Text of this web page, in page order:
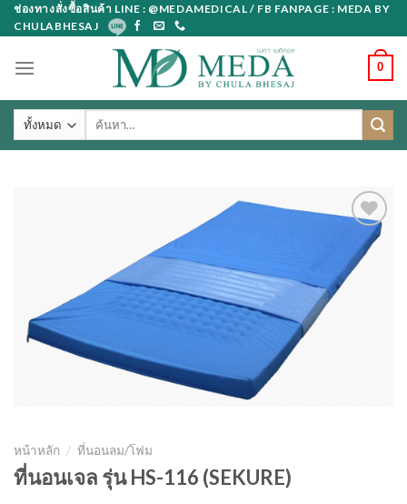
Skip
to
ช่องทางสั่งซื้อสินค้า LINE : @MEDAMEDICAL / FB FANPAGE : MEDA BY
CHULABHESAJ
0
ค้นหา:
หน้าหลัก / ที่นอนลม/โฟม
ที่นอนเจล รุ่น HS-116 (SEKURE)